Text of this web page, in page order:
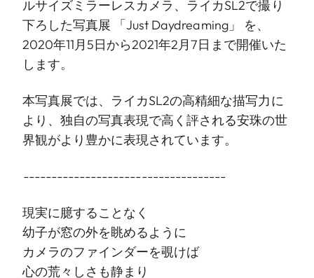
ルサイズミラーレスカメラ、ライカSL2で撮り
下ろした写真展 「Just Daydreaming」 を、
2020年11月5日から2021年2月7日まで開催いた
します。
本写真展では、ライカSL2の高精細な描写力に
より、独自の写真表現で高く評される安珠の世
界観がより豊かに表現されています。
------------------------------------
現実に臆することなく
幼子が窓の外を眺めるように
カメラのファインダーを覗けば
心の荒々しさも静まり